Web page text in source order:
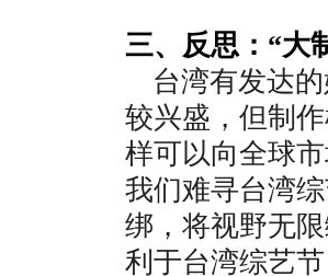
三、反思：“大
台湾有发达
较兴盛，但制
样可以向全球
我们难寻台湾
绑，将视野无
利于台湾综艺